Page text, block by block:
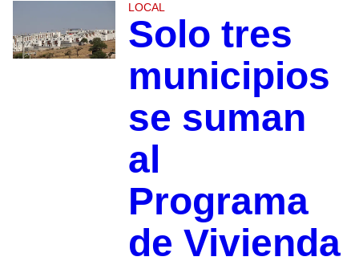
LOCAL
Solo tres
municipios
se suman
al
Programa
de Vivienda